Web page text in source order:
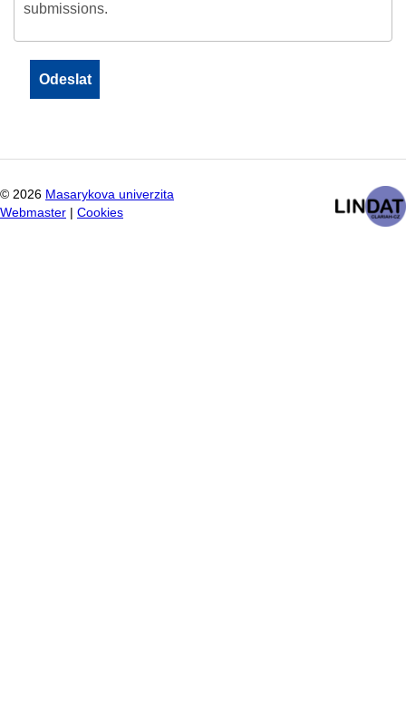
submissions.
© 2026 Masarykova univerzita
Webmaster
Cookies